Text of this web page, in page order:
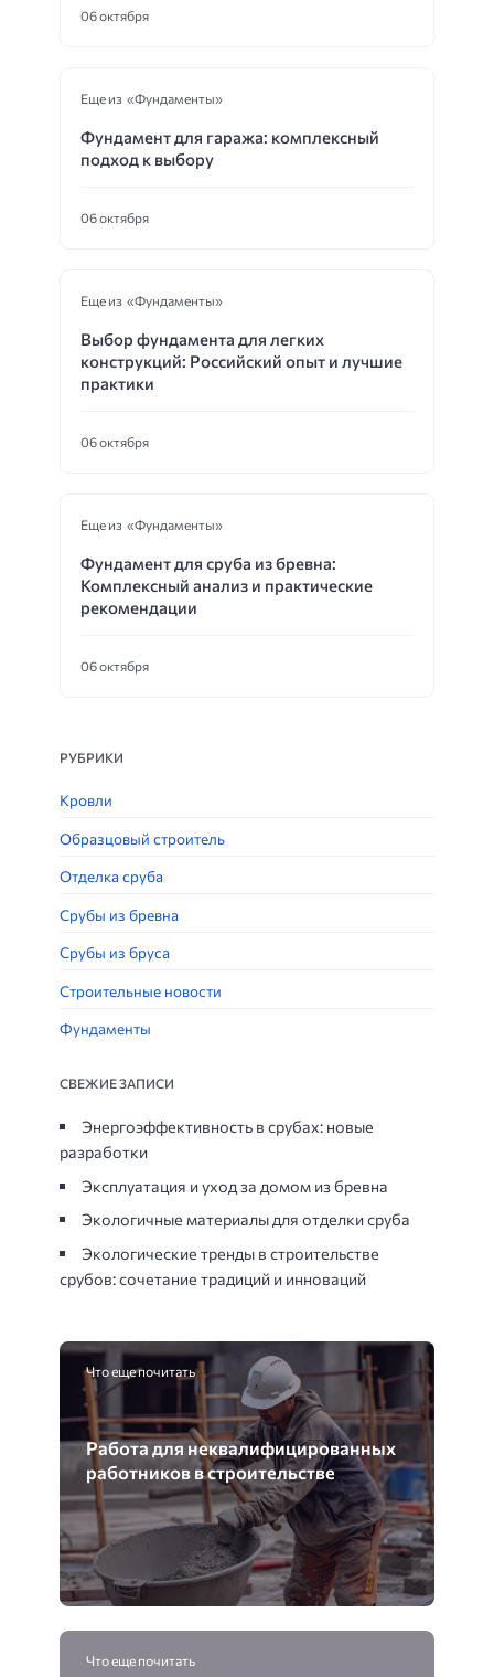
06 октября
Еще из «Фундаменты»
Фундамент для гаража: комплексный
подход к выбору
06 октября
Еще из «Фундаменты»
Выбор фундамента для легких
конструкций: Российский опыт и лучшие
практики
06 октября
Еще из «Фундаменты»
Фундамент для сруба из бревна:
Комплексный анализ и практические
рекомендации
06 октября
РУБРИКИ
Кровли
Образцовый строитель
Отделка сруба
Срубы из бревна
Срубы из бруса
Строительные новости
Фундаменты
СВЕЖИЕ ЗАПИСИ
Энергоэффективность в срубах: новые
разработки
Эксплуатация и уход за домом из бревна
Экологичные материалы для отделки сруба
Экологические тренды в строительстве
срубов: сочетание традиций и инноваций
Что еще почитать
Работа для неквалифицированных
работников в строительстве
Что еще почитать